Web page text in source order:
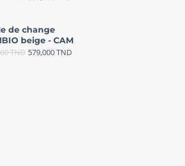
de change
beige - CAM
TND 579,000TND